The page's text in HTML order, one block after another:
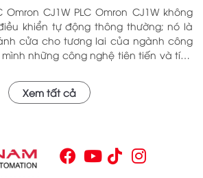
Omron CJ1W không
khiển tự động thông thường; nó là
cửa cho tương lai của ngành công
những công nghệ tiên tiến và tính
phục vụ trong nhiều lĩnh vực khác
hoạt động ổn định và hiệu quả, sản
vững những thông tin cơ bản về PLC
cần thiết cho bất kỳ ai muốn cải thiện
mình.
Xem tất cả